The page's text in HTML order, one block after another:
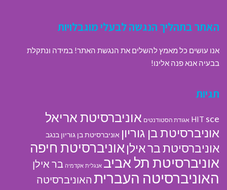
האתר בתהליך הנגשה לבעלי מוגבלויות
אנו עושים כל מאמץ להשלים את הנגשת האתר! במידה ונתקלת
בבעיה אנא פנה אלינו!
תגיות
HIT sce אגודת הסטודנטים אוניברסיטת אריאל
אוניברסיטת בן גוריון אוניברסיטת בן גוריון בנגב
אוניברסיטת בר אילן אוניברסיטת חיפה
אוניברסיטת תל אביב אנגלית אקדמיה בר אילן
האוניברסיטה העברית האוניברסיטה